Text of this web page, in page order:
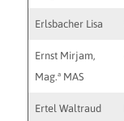
Erlsbacher Lisa
Ernst Mirjam,
Mag.aMAS
Ertel Waltraud